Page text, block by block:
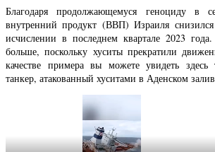
Благодаря продолжающемуся геноциду в
внутренний продукт (ВВП) Израиля
исчислении в последнем квартале 2023
больше, поскольку хуситы прекратили
качестве примера вы можете увидеть
танкер, атакованный хуситами в Аденском